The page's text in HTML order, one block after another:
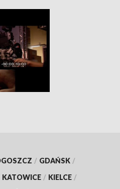
/ GDAŃSK /
KATOWICE / KIELCE /